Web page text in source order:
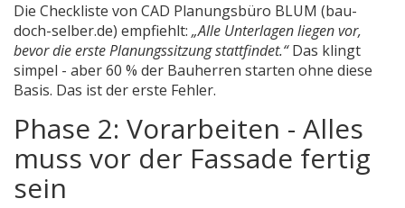
Die Checkliste von CAD Planungsbüro BLUM (bau-
doch-selber.de) empfiehlt: „Alle Unterlagen liegen vor,
bevor die erste Planungssitzung stattfindet.“Das klingt
simpel - aber 60 % der Bauherren starten ohne diese
Basis. Das ist der erste Fehler.
Phase 2: Vorarbeiten - Alles
muss vor der Fassade fertig
sein